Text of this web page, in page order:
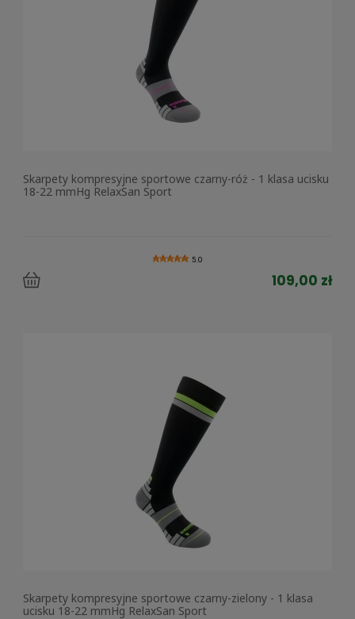
Skarpety kompresyjne sportowe czarny-róż - 1 klasa ucisku
18-22 mmHg RelaxSan Sport
5.0
109,00 zł
Skarpety kompresyjne sportowe czarny-zielony - 1 klasa
ucisku 18-22 mmHg RelaxSan Sport